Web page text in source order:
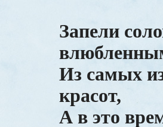
Запели
Из самых
красот,
А в это